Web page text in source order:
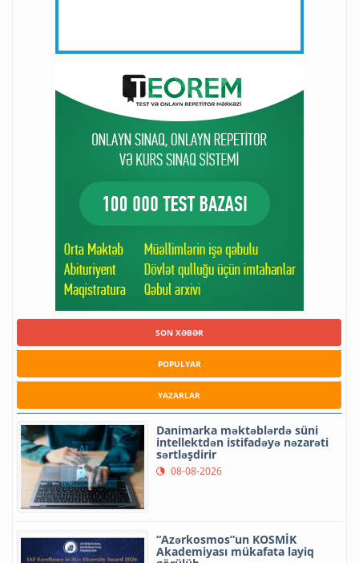
SON XƏBƏR
POPULYAR
YAZARLAR
Danimarka məktəblərdə süni
intellektdən istifadəyə nəzarəti
sərtləşdirir
08-08-2026
“Azərkosmos”un KOSMİK
Akademiyası mükafata layiq